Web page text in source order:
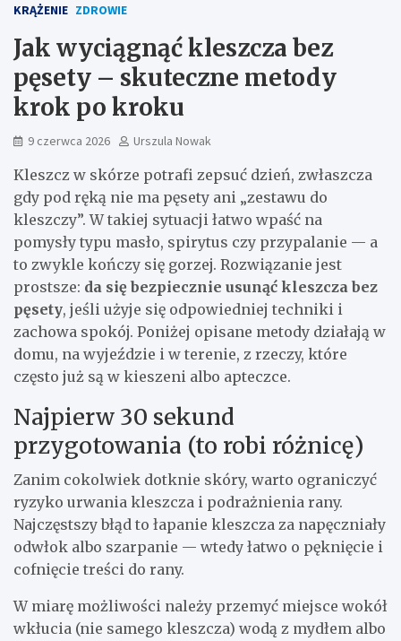
KRĄŻENIE ZDROWIE
Jak wyciągnąć kleszcza bez
pęsety – skuteczne metody
krok po kroku
9 czerwca 2026 Urszula Nowak
Kleszcz w skórze potrafi zepsuć dzień, zwłaszcza
gdy pod ręką nie ma pęsety ani „zestawu do
kleszczy”. W takiej sytuacji łatwo wpaść na
pomysły typu masło, spirytus czy przypalanie — a
to zwykle kończy się gorzej. Rozwiązanie jest
prostsze: da się bezpiecznie usunąć kleszcza bez
pęsety, jeśli użyje się odpowiedniej techniki i
zachowa spokój. Poniżej opisane metody działają w
domu, na wyjeździe i w terenie, z rzeczy, które
często już są w kieszeni albo apteczce.
Najpierw 30 sekund
przygotowania (to robi różnicę)
Zanim cokolwiek dotknie skóry, warto ograniczyć
ryzyko urwania kleszcza i podrażnienia rany.
Najczęstszy błąd to łapanie kleszcza za napęczniały
odwłok albo szarpanie — wtedy łatwo o pęknięcie i
cofnięcie treści do rany.
W miarę możliwości należy przemyć miejsce wokół
wkłucia (nie samego kleszcza) wodą z mydłem albo